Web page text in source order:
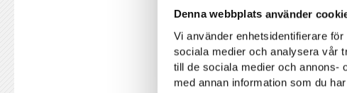
Denna webbplats använder
Vi använder enhetsidentifierare
sociala medier och analysera vår
till de sociala medier och annons-
med annan information som du